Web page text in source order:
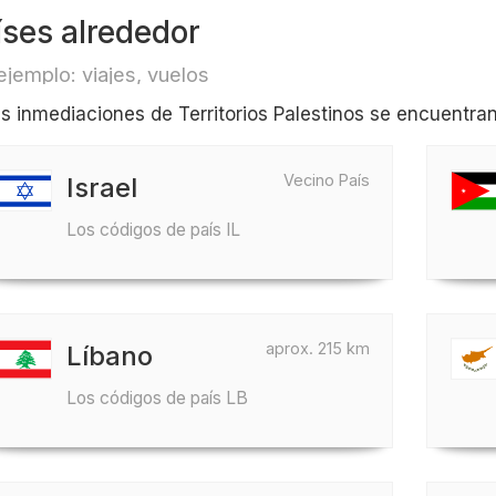
alrededor
viajes, vuelos
inmediaciones de Territorios Palestinos se
Vecino País
Israel
Los códigos de país IL
aprox. 215 km
Líbano
Los códigos de país LB